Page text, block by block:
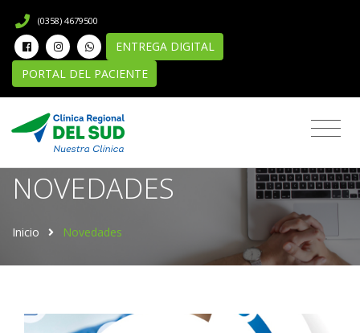
(0358) 4679500
ENTREGA DIGITAL
PORTAL DEL PACIENTE
Novedades
NOVEDADES
Inicio Novedades